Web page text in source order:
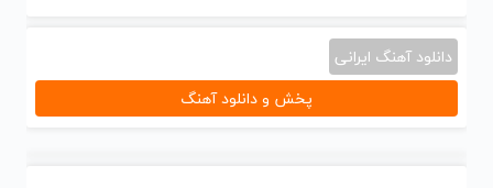
دانلود آهنگ ایرانی
پخش و دانلود آهنگ